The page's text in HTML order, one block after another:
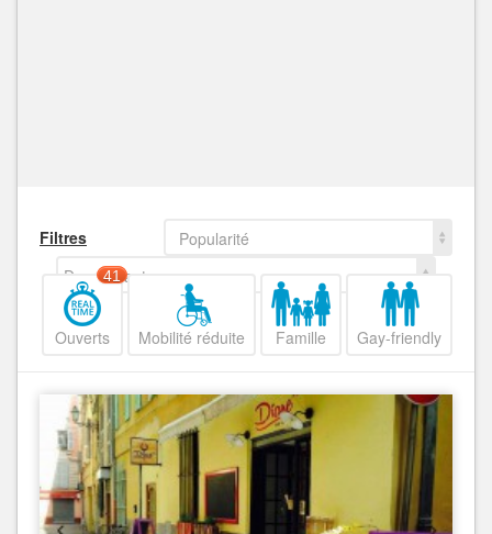
Filtres
Popularité
Decroissant
Ouverts
41
Mobilité réduite Famille Gay-friendly